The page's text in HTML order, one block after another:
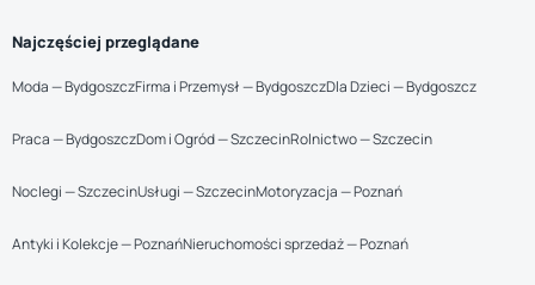
Najczęściej przeglądane
Moda — BydgoszczFirma i Przemysł — BydgoszczDla Dzieci — Bydgoszcz
Praca — BydgoszczDom i Ogród — SzczecinRolnictwo — Szczecin
Noclegi — SzczecinUsługi — SzczecinMotoryzacja — Poznań
Antyki i Kolekcje — PoznańNieruchomości sprzedaż — Poznań